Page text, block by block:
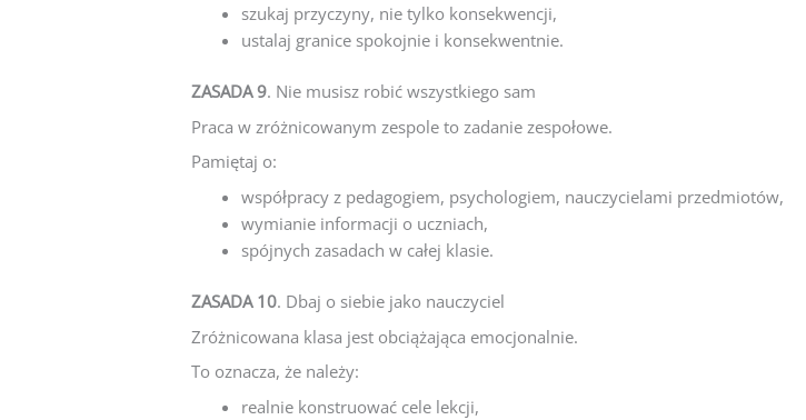
szukaj przyczyny, nie tylko konsekwencji,
ustalaj granice spokojnie i konsekwentnie.
ZASADA 9. Nie musisz robić wszystkiego sam
Praca w zróżnicowanym zespole to zadanie zespołowe.
Pamiętaj o:
współpracy z pedagogiem, psychologiem, nauczycielami przedmiotów,
wymianie informacji o uczniach,
spójnych zasadach w całej klasie.
ZASADA 10. Dbaj o siebie jako nauczyciel
Zróżnicowana klasa jest obciążająca emocjonalnie.
To oznacza, że należy:
realnie konstruować cele lekcji,